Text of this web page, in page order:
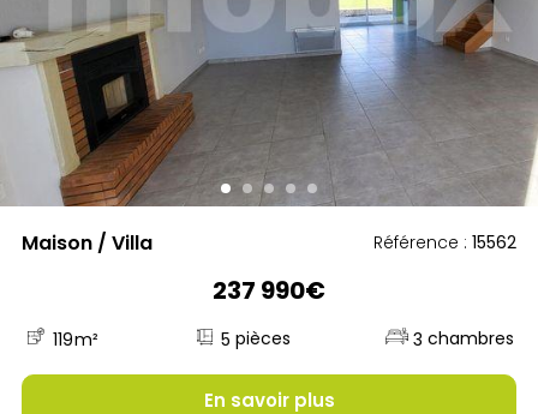
Maison / Villa Référence :15562
237 990€
119m² 5 3
En savoir plus